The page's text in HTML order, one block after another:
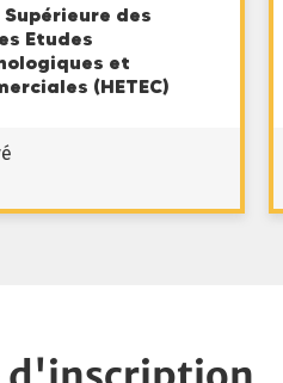
Supérieure des
Etudes
et
(HETEC)